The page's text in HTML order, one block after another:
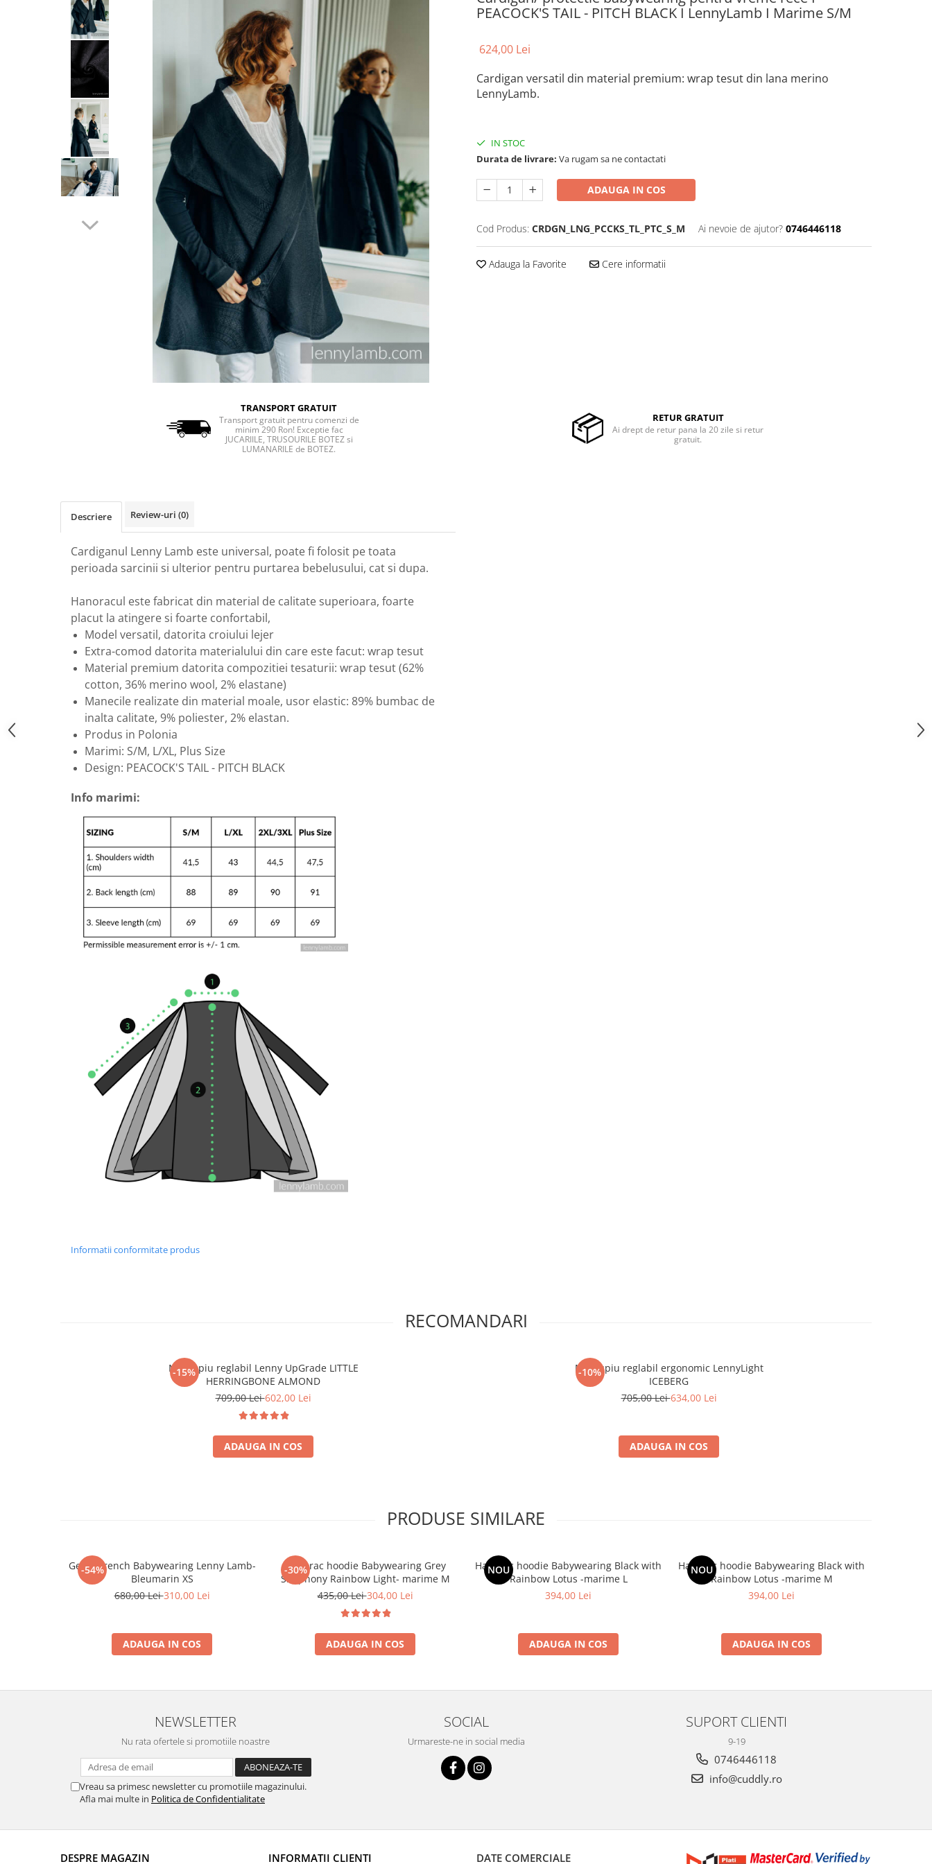
Fulare si esarfe
Saci de dormit bebe
Perii de par bebe
Camasi Barbati
Camasi baieti
PEACOCK'S TAIL - PITCH BLACK I LennyLamb I Marime S/M
624,00 Lei
Cardigan versatil din material premium: wrap tesut din lana merino
LennyLamb.
IN STOC
Durata de livrare: Va rugam sa ne contactati
ADAUGA IN COS
Cod Produs: CRDGN_LNG_PCCKS_TL_PTC_S_M Ai nevoie de ajutor? 0746446118
Adauga la Favorite Cere informatii
TRANSPORT GRATUIT
Transport gratuit pentru comenzi de
minim 290 Ron! Exceptie fac
JUCARIILE, TRUSOURILE BOTEZ si
LUMANARILE de BOTEZ.
RETUR GRATUIT
Ai drept de retur pana la 20 zile si retur
gratuit.
Descriere Review-uri (0)
Cardiganul Lenny Lamb este universal, poate fi folosit pe toata
perioada sarcinii si ulterior pentru purtarea bebelusului, cat si dupa.
Hanoracul este fabricat din material de calitate superioara, foarte
placut la atingere si foarte confortabil,
Model versatil, datorita croiului lejer
Extra-comod datorita materialului din care este facut: wrap tesut
Material premium datorita compozitiei tesaturii: wrap tesut (62%
cotton, 36% merino wool, 2% elastane)
Manecile realizate din material moale, usor elastic: 89% bumbac de
inalta calitate, 9% poliester, 2% elastan.
Produs in Polonia
Marimi: S/M, L/XL, Plus Size
Design: PEACOCK'S TAIL - PITCH BLACK
Info marimi:
Informatii conformitate produs
RECOMANDARI
-15%
Marsupiu reglabil Lenny UpGrade LITTLE
HERRINGBONE ALMOND
709,00 Lei602,00 Lei
ADAUGA IN COS
-10%
Marsupiu reglabil ergonomic LennyLight
ICEBERG
705,00 Lei634,00 Lei
ADAUGA IN COS
PRODUSE SIMILARE
-54%
Geaca trench Babywearing Lenny Lamb-
Bleumarin XS
680,00 Lei310,00 Lei
ADAUGA IN COS
-30%
Hanorac hoodie Babywearing Grey
Simphony Rainbow Light- marime M
435,00 Lei304,00 Lei
ADAUGA IN COS
NOU
Hanorac hoodie Babywearing Black with
Rainbow Lotus -marime L
394,00 Lei
ADAUGA IN COS
NOU
Hanorac hoodie Babywearing Black with
Rainbow Lotus -marime M
394,00 Lei
ADAUGA IN COS
NEWSLETTER
Nu rata ofertele si promotiile noastre
Vreau sa primesc newsletter cu promotiile magazinului.
Afla mai multe in Politica de Confidentialitate
SOCIAL
Urmareste-ne in social media
SUPORT CLIENTI
9-19
0746446118
info@cuddly.ro
DESPRE MAGAZIN INFORMATII CLIENTI DATE COMERCIALE